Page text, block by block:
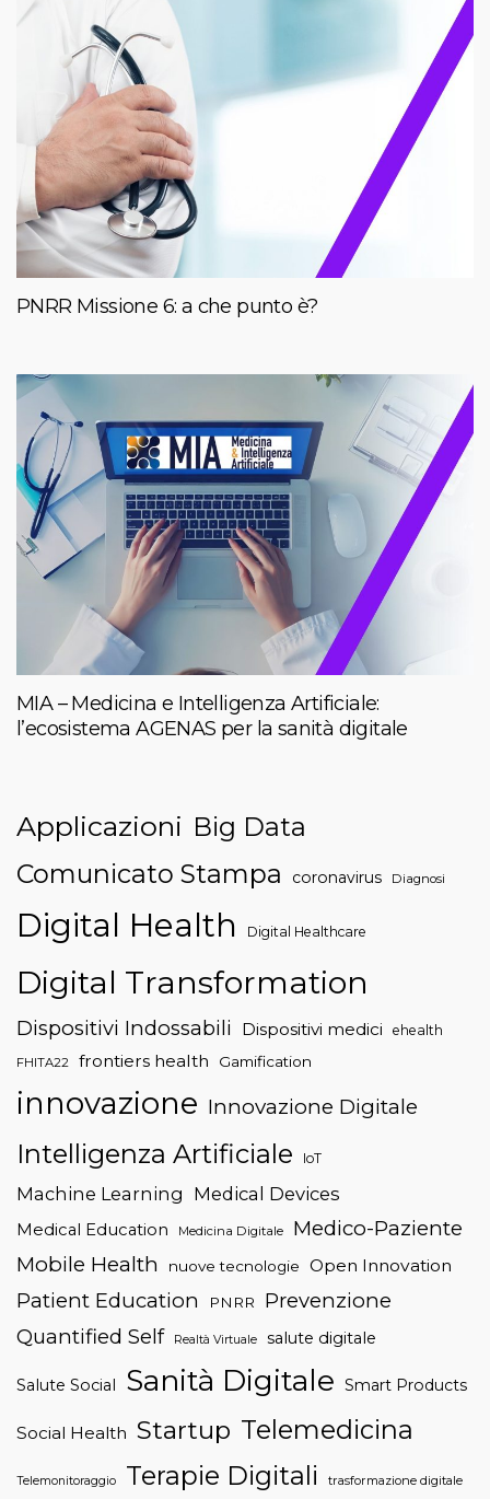
PNRR Missione 6: a che punto è?
MIA – Medicina e Intelligenza Artificiale:
l’ecosistema AGENAS per la sanità digitale
Applicazioni Big Data
Comunicato Stampa
coronavirus Diagnosi
Digital Health Digital Healthcare
Digital Transformation
Dispositivi Indossabili Dispositivi medici ehealth
FHITA22 frontiers health Gamification
innovazione Innovazione Digitale
Intelligenza Artificiale IoT
Machine Learning Medical Devices
Medical Education Medicina Digitale
Medico-Paziente
Mobile Health
nuove tecnologie Open Innovation
Patient Education PNRR
Prevenzione
Quantified Self
Realtà Virtuale salute digitale
Salute Social Sanità Digitale Smart Products
Social Health Startup Telemedicina
Telemonitoraggio Terapie Digitali trasformazione digitale